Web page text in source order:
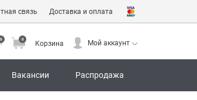
связь Доставка и оплата
0 0
Корзина Мой аккаунт
Вакансии Распродажа
Корзина Мой аккаунт